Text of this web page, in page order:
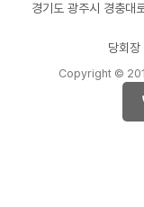
경기도 광주시 경충
당회
Copyright ©